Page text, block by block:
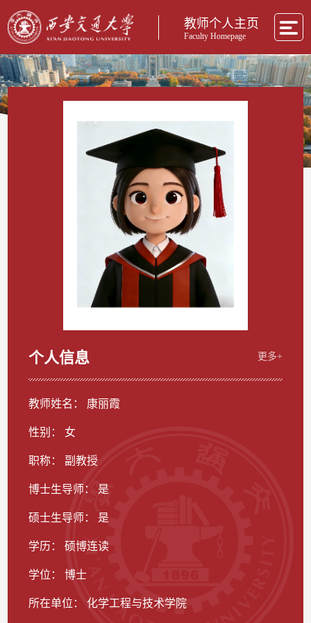
教师个人主页
Faculty Homepage
个人信息 更多+
教师姓名： 康丽霞
性别： 女
职称： 副教授
博士生导师： 是
硕士生导师： 是
学历： 硕博连读
学位： 博士
所在单位： 化学工程与技术学院